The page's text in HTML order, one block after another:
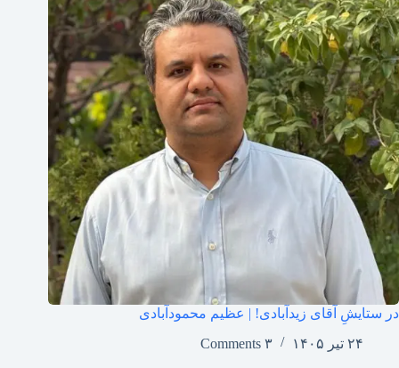
در ستایشِ آقای زیدآبادی! | عظیم محمودآبادی
۲۴ تیر ۱۴۰۵
۳ Comments